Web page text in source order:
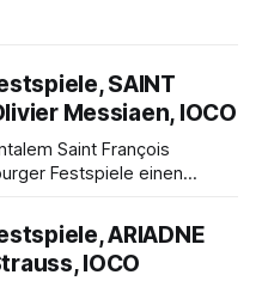
SAINT
Messiaen, IOCO
Saint François
Festspiele einen
Maxime Pascal entfaltet
Philippe Sly berührt als
ARIADNE
IOCO